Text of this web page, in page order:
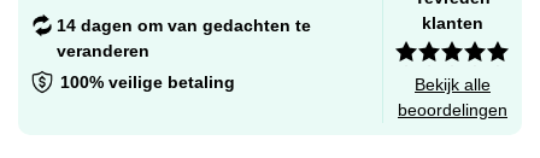
14 dagen om van gedachten te
veranderen
100% veilige betaling
klanten
Bekijk alle
beoordelingen